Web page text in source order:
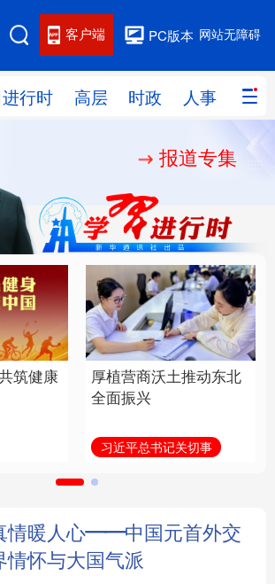
网站无障碍
PC版本
客户端
行时 高层 时政 人事 国际
网站地图
人事
财经 网评
思客智库 全球连线 教育
科创 量子 体育
书画 健康 军事
视频 图片 政务
乡村振兴 银龄 溯源中国
旅游 能源
报道专集
筑健康
厚植营商沃土推动东北
全面振兴
习近平总书记关切事
情暖人心——中国元首外交
情怀与大国气派